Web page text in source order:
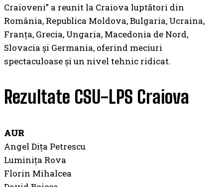
Craioveni” a reunit la Craiova luptători din
România, Republica Moldova, Bulgaria, Ucraina,
Franța, Grecia, Ungaria, Macedonia de Nord,
Slovacia și Germania, oferind meciuri
spectaculoase și un nivel tehnic ridicat.
Rezultate CSU-LPS Craiova
AUR
Angel Dița Petrescu
Luminița Rova
Florin Mihalcea